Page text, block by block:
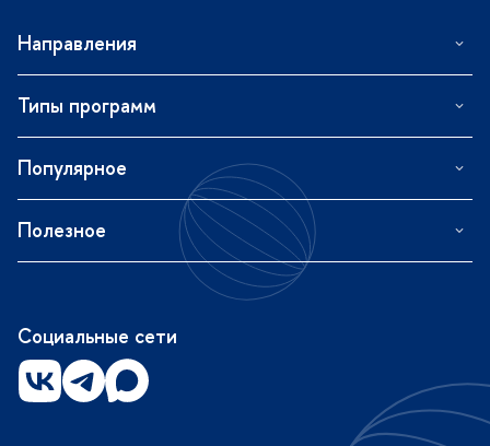
Направления
Типы программ
Популярное
Полезное
Социальные сети